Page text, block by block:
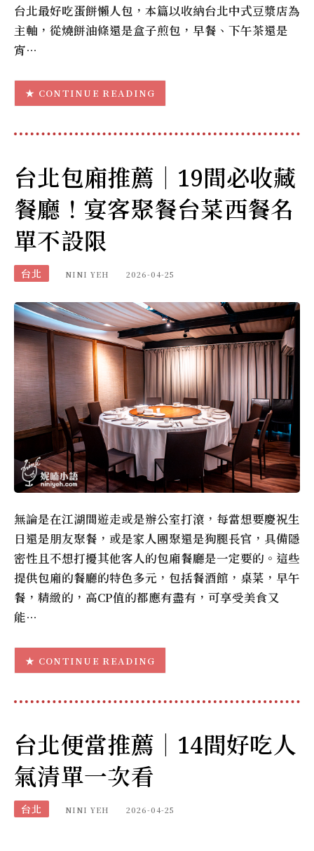
台北最好吃蛋餅懶人包，本篇以收納台北中式豆漿店為
主軸，從燒餅油條還是盒子煎包，早餐、下午茶還是
宵…
CONTINUE READING
台北包廂推薦｜19間必收藏
餐廳！宴客聚餐台菜西餐名
單不設限
台北 NINI YEH 2026-04-25
無論是在江湖間遊走或是辦公室打滾，每當想要慶祝生
日還是朋友聚餐，或是家人團聚還是狗腿長官，具備隱
密性且不想打擾其他客人的包廂餐廳是一定要的。這些
提供包廂的餐廳的特色多元，包括餐酒館，桌菜，早午
餐，精緻的，高CP值的都應有盡有，可享受美食又
能…
CONTINUE READING
台北便當推薦｜14間好吃人
氣清單一次看
台北 NINI YEH 2026-04-25